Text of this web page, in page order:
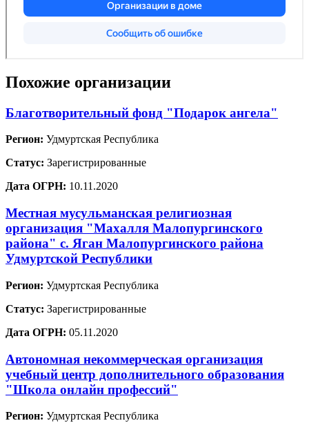
Похожие организации
Благотворительный фонд "Подарок ангела"
Регион: Удмуртская Республика
Статус: Зарегистрированные
Дата ОГРН: 10.11.2020
Местная мусульманская религиозная
организация "Махалля Малопургинского
района" с. Яган Малопургинского района
Удмуртской Республики
Регион: Удмуртская Республика
Статус: Зарегистрированные
Дата ОГРН: 05.11.2020
Автономная некоммерческая организация
учебный центр дополнительного образования
"Школа онлайн профессий"
Регион: Удмуртская Республика